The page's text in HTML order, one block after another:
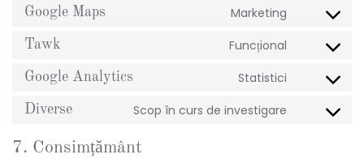
complianz
service
wordpress
Google Maps Marketing
Consent
service
google-
Tawk Funcțional
Consent
service
Google Analytics Statistici
Consent
service
Diverse Scop în curs de investigare
Consent
7. Consimțământ